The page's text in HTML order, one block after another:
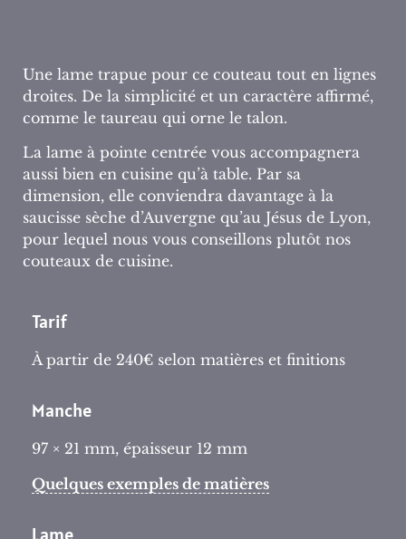
Une lame trapue pour ce couteau tout en lignes
droites. De la simplicité et un caractère affirmé,
comme le taureau qui orne le talon.
La lame à pointe centrée vous accompagnera
aussi bien en cuisine qu’à table. Par sa
dimension, elle conviendra davantage à la
saucisse sèche d’Auvergne qu’au Jésus de Lyon,
pour lequel nous vous conseillons plutôt nos
couteaux de cuisine.
Tarif
À partir de 240€ selon matières et finitions
Manche
97 × 21 mm, épaisseur 12 mm
Quelques exemples de matières